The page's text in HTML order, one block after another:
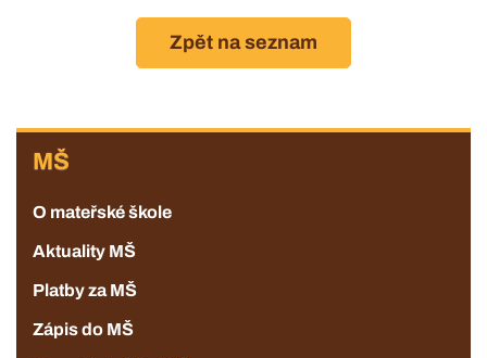
MŠ
O mateřské škole
Aktuality MŠ
Platby za MŠ
Zápis do MŠ
Zpět na seznam